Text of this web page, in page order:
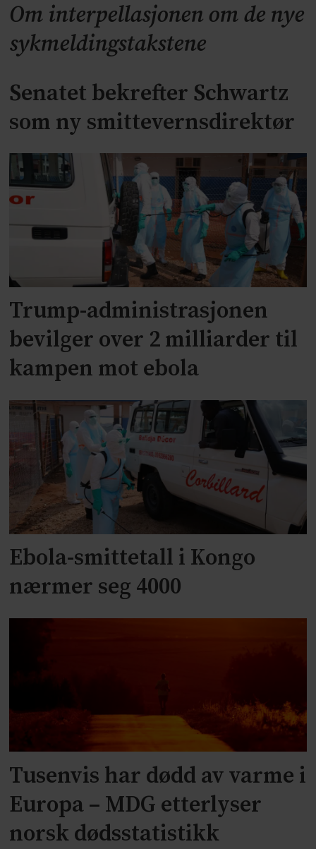
Om interpellasjonen om de nye
sykmeldingstakstene
Senatet bekrefter Schwartz
som ny smittevernsdirektør
Trump-administrasjonen
bevilger over 2 milliarder til
kampen mot ebola
Ebola-smittetall i Kongo
nærmer seg 4000
Tusenvis har dødd av varme i
Europa – MDG etterlyser
norsk dødsstatistikk